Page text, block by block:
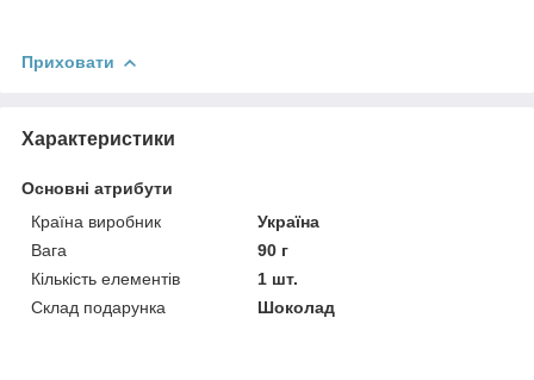
Приховати
Характеристики
Основні атрибути
Країна виробник
Україна
Вага
90 г
Кількість елементів
1 шт.
Склад подарунка
Шоколад